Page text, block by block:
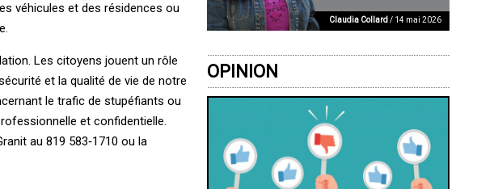
véhicules et des résidences ou
Les citoyens jouent un rôle
et la qualité de vie de notre
le trafic de stupéfiants ou
et confidentielle.
au 819 583‑1710 ou la
Claudia Collard/ 14 mai 2026
OPINION